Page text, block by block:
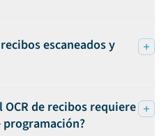
escaneados y
OCR de recibos requiere